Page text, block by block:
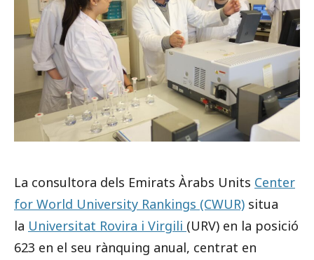
La consultora dels Emirats Àrabs Units Center
for World University Rankings (CWUR) situa
la Universitat Rovira i Virgili (URV) en la posició
623 en el seu rànquing anual, centrat en